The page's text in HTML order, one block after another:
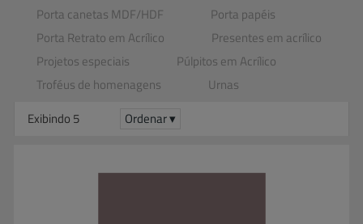
Porta canetas MDF​/​HDF
Porta papéis
Porta Retrato em Acrílico
Presentes em acrílico
Projetos especiais
Púlpitos em Acrílico
Troféus de homenagens
Urnas
Exibindo 5
Ordenar ▾